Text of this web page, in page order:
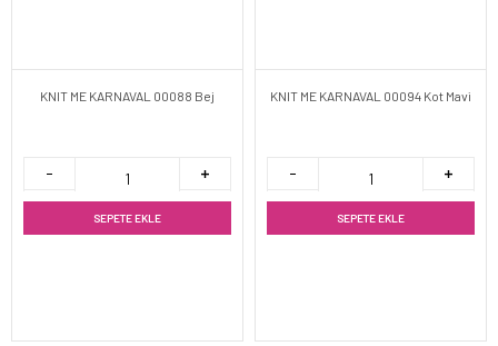
KNIT ME KARNAVAL 00088 Bej
SEPETE EKLE
KNIT ME KARNAVAL 00094 Kot Mavi
SEPETE EKLE